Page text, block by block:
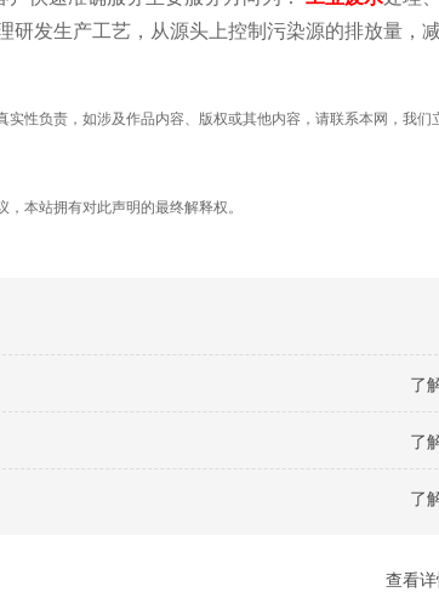
研发生产工艺，从源头上控制污染源的排放量，
性负责，如涉及作品内容、版权或其他内容，请联系本网，我们
本站拥有对此声明的最终解释权。
了
了
了
查看